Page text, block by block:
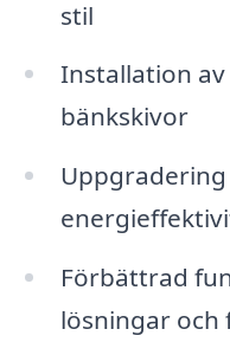
stil
Installation av
bänkskivor
Förbättrad
lösningar och